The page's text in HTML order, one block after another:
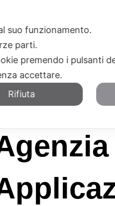
SIAMO SERVIZI
suo funzionamento.
parti.
premendo i pulsanti
accettare.
Rifiuta